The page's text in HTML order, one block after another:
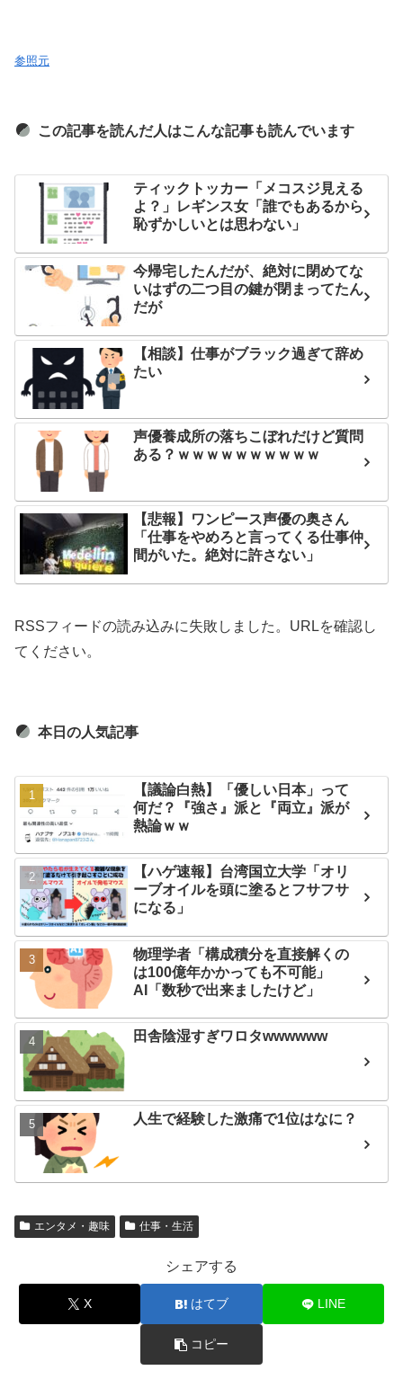
参照元
この記事を読んだ人はこんな記事も読んでいます
ティックトッカー「メコスジ見える
よ？」レギンス女「誰でもあるから
恥ずかしいとは思わない」
今帰宅したんだが、絶対に閉めてな
いはずの二つ目の鍵が閉まってたん
だが
【相談】仕事がブラック過ぎて辞め
たい
声優養成所の落ちこぼれだけど質問
ある？ｗｗｗｗｗｗｗｗｗｗ
【悲報】ワンピース声優の奥さん
「仕事をやめろと言ってくる仕事仲
間がいた。絶対に許さない」
RSSフィードの読み込みに失敗しました。URLを確認し
てください。
本日の人気記事
【議論白熱】「優しい日本」って
何だ？『強さ』派と『両立』派が
熱論ｗｗ
【ハゲ速報】台湾国立大学「オリ
ーブオイルを頭に塗るとフサフサ
になる」
物理学者「構成積分を直接解くの
は100億年かかっても不可能」
AI「数秒で出来ましたけど」
田舎陰湿すぎワロタwwwwww
人生で経験した激痛で1位はなに？
エンタメ・趣味 仕事・生活
シェアする
X はてブ LINE
コピー